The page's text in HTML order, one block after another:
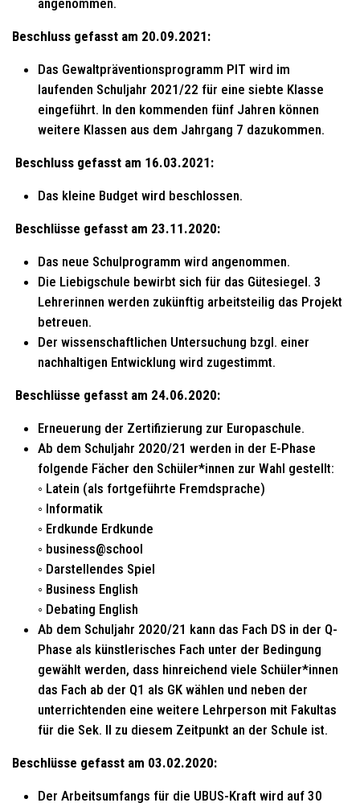
angenommen.
Beschluss gefasst am 20.09.2021:
Das Gewaltpräventionsprogramm PIT wird im
laufenden Schuljahr 2021/22 für eine siebte Klasse
eingeführt. In den kommenden fünf Jahren können
weitere Klassen aus dem Jahrgang 7 dazukommen.
Beschluss gefasst am 16.03.2021:
Das kleine Budget wird beschlossen.
Beschlüsse gefasst am 23.11.2020:
Das neue Schulprogramm wird angenommen.
Die Liebigschule bewirbt sich für das Gütesiegel. 3
Lehrerinnen werden zukünftig arbeitsteilig das Projekt
betreuen.
Der wissenschaftlichen Untersuchung bzgl. einer
nachhaltigen Entwicklung wird zugestimmt.
Beschlüsse gefasst am 24.06.2020:
Erneuerung der Zertifizierung zur Europaschule.
Ab dem Schuljahr 2020/21 werden in der E-Phase
folgende Fächer den Schüler*innen zur Wahl gestellt:
◦ Latein (als fortgeführte Fremdsprache)
◦ Informatik
◦ Erdkunde Erdkunde
◦ business@school
◦ Darstellendes Spiel
◦ Business English
◦ Debating English
Ab dem Schuljahr 2020/21 kann das Fach DS in der Q-
Phase als künstlerisches Fach unter der Bedingung
gewählt werden, dass hinreichend viele Schüler*innen
das Fach ab der Q1 als GK wählen und neben der
unterrichtenden eine weitere Lehrperson mit Fakultas
für die Sek. II zu diesem Zeitpunkt an der Schule ist.
Beschlüsse gefasst am 03.02.2020:
Der Arbeitsumfangs für die UBUS-Kraft wird auf 30